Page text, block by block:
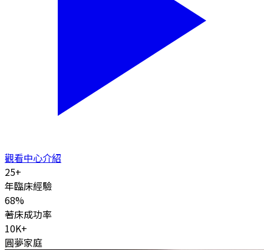
觀看中心介紹
25+
年臨床經驗
68%
著床成功率
10K+
圓夢家庭